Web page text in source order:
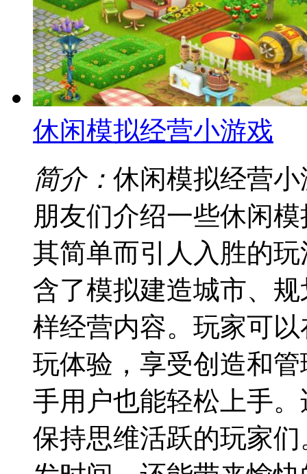
休闲模拟经营小游戏
简介： 休闲模拟经营
朋友们介绍一些休闲
其简单而引人入胜的
含了模拟建造城市、
样经营内容。玩家可
玩体验，享受创造和
手用户也能轻松上手
保持思维活跃的玩家